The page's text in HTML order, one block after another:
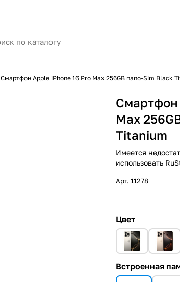
Смартфон Apple iPhone 16 Pro Max 256GB nano-Sim Black
Смартфон
Max
Titanium
Имеется
использовать
Арт.11278
Цвет
Встроенная